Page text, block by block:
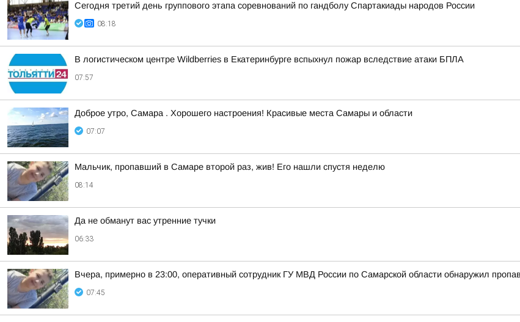
Сегодня третий день группового этапа соревнований по гандболу Спартакиады народов России
08:18
В логистическом центре Wildberries в Екатеринбурге вспыхнул пожар вследствие атаки БПЛА
07:57
Доброе утро, Самара . Хорошего настроения! Красивые места Самары и области
07:07
Мальчик, пропавший в Самаре второй раз, жив! Его нашли спустя неделю
08:14
Да не обманут вас утренние тучки
06:33
Вчера, примерно в 23:00, оперативный сотрудник ГУ МВД России по Самарской области обнаружил
07:45